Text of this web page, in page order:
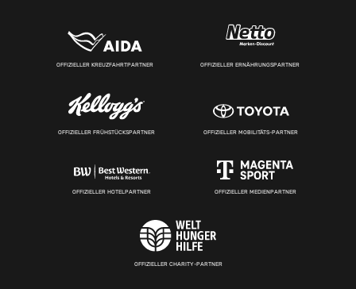
OFFIZIELLER KREUZFAHRTPARTNER OFFIZIELLER ERNÄHRUNGSPARTNER
OFFIZIELLER FRÜHSTÜCKSPARTNER OFFIZIELLER MOBILITÄTS-PARTNER
OFFIZIELLER HOTELPARTNER OFFIZIELLER MEDIENPARTNER
OFFIZIELLER CHARITY-PARTNER